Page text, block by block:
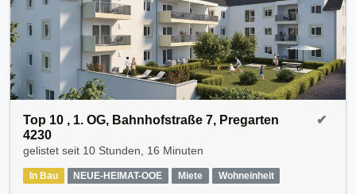
Top 10 , 1. OG, Bahnhofstraße 7, Pregarten
4230
gelistet seit 10 Stunden, 16 Minuten
In Bau NEUE-HEIMAT-OOE Miete Wohneinheit
✔